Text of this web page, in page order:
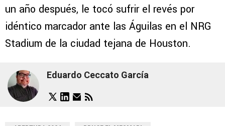
un año después, le tocó sufrir el revés por
idéntico marcador ante las Águilas en el NRG
Stadium de la ciudad tejana de Houston.
Eduardo Ceccato García